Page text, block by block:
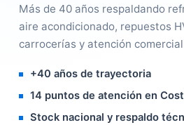
Más de 40 años respaldando
aire acondicionado, repuestos
carrocerías y atención
+40 años de trayectoria
14 puntos de atención en
Stock nacional y respaldo